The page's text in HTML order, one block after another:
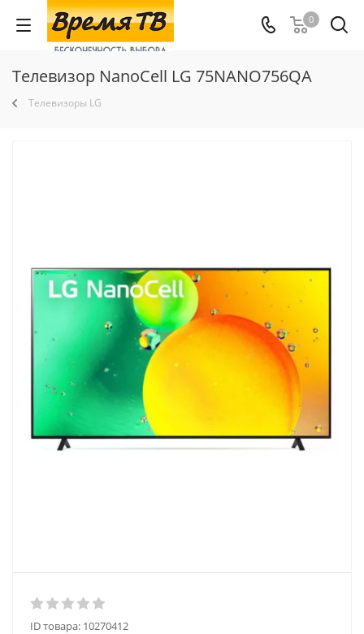
0
Телевизор NanoCell LG 75NANO756QA
Телевизоры LG
ID товара: 10270412